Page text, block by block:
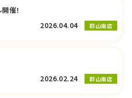
催！
2026.04.04
郡山南店
2026.02.24
郡山南店